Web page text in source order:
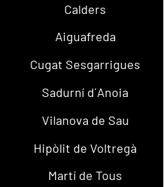
Calders
Aiguafreda
Cugat Sesgarrigues
Sadurní d´Anoia
Vilanova de Sau
Hipòlit de Voltregà
Martí de Tous